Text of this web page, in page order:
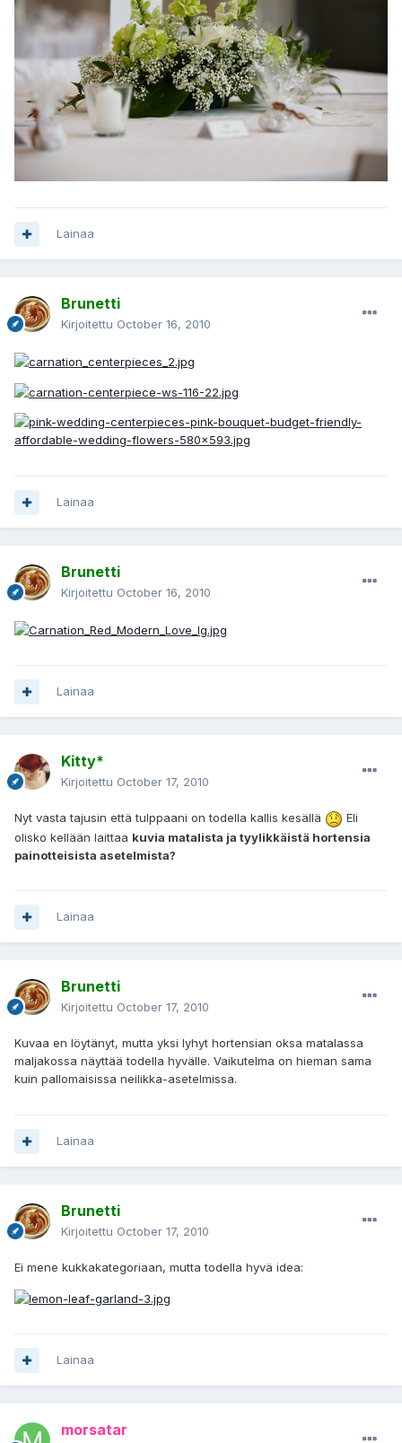
Lainaa
Brunetti
Kirjoitettu October 16, 2010
Lainaa
Brunetti
Kirjoitettu October 16, 2010
Lainaa
Kitty*
Kirjoitettu October 17, 2010
Nyt vasta tajusin että tulppaani on todella kallis kesällä
Eli
olisko kellään laittaa kuvia matalista ja tyylikkäistä hortensia
painotteisista asetelmista?
Lainaa
Brunetti
Kirjoitettu October 17, 2010
Kuvaa en löytänyt, mutta yksi lyhyt hortensian oksa matalassa
maljakossa näyttää todella hyvälle. Vaikutelma on hieman sama
kuin pallomaisissa neilikka-asetelmissa.
Lainaa
Brunetti
Kirjoitettu October 17, 2010
Ei mene kukkakategoriaan, mutta todella hyvä idea:
Lainaa
morsatar